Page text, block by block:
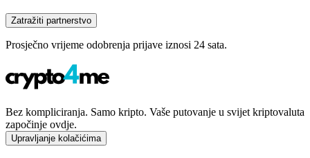
Zatražiti partnerstvo
Prosječno vrijeme odobrenja prijave iznosi 24 sata.
Bez kompliciranja. Samo kripto. Vaše putovanje u svijet kriptovaluta
započinje ovdje.
Upravljanje kolačićima